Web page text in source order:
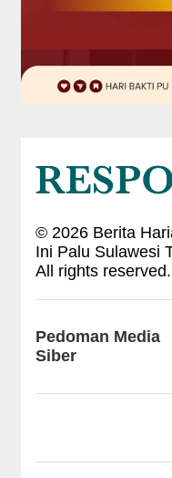
© 2026Berita
Ini Palu Sulawesi
All rights reserved.
Pedoman Media
Siber